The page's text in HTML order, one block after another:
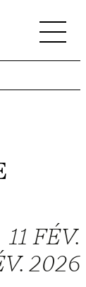
11 FÉV.
2026